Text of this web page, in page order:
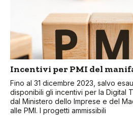
Incentivi per PMI del
Fino al 31 dicembre 2023, salvo
disponibili gli incentivi per la Digital
dal Ministero dello Imprese e del
alle PMI. I progetti ammissibili